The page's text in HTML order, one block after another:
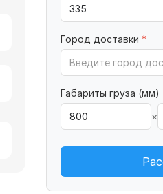
Город доставки *
Габариты груза (мм)
×